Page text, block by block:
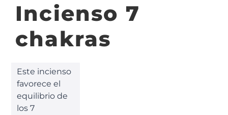
Incienso 7
chakras
Este incienso
favorece el
equilibrio de
los 7